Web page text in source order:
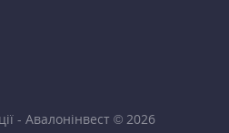
- Авалонінвест © 2026